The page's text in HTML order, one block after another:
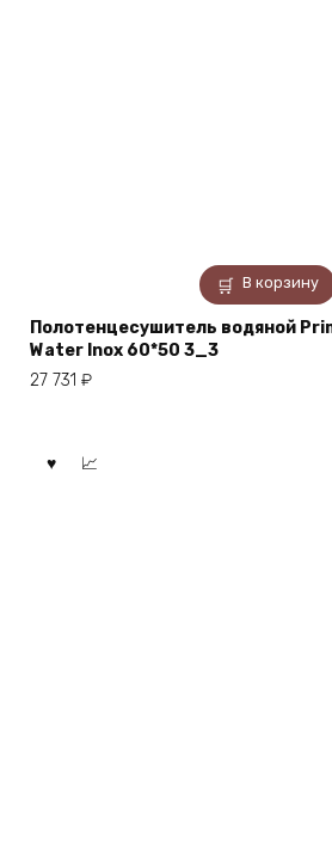
В корзину
Полотенцесушитель водяной
Water Inox 60*50 3_3
27 731 ₽